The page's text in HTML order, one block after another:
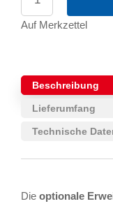
Auf Merkzettel
Beschreibung
Lieferumfang
Technische
Die optionale